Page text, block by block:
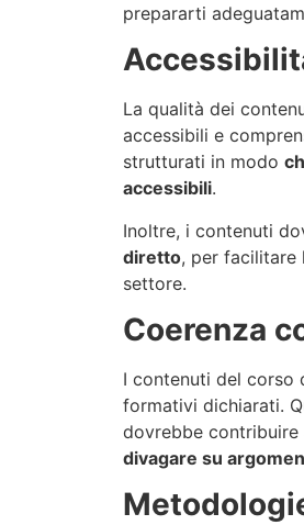
prepararti
La qualità dei
accessibili e
strutturati in modo
accessibili.
Inoltre, i contenuti
diretto, per facilitare
settore.
Coerenza
I contenuti del corso
formativi dichiarati.
dovrebbe
divagare su